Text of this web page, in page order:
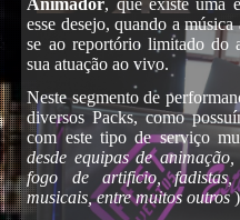
Animador, que existe uma
esse desejo, quando a
se ao reportório limitado do
sua atuação ao vivo.
Neste segmento de
diversos Packs, como
com este tipo de serviço
desde equipas de
fogo de artificio,
musicais, entre muitos outros)